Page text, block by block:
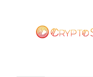
contenido